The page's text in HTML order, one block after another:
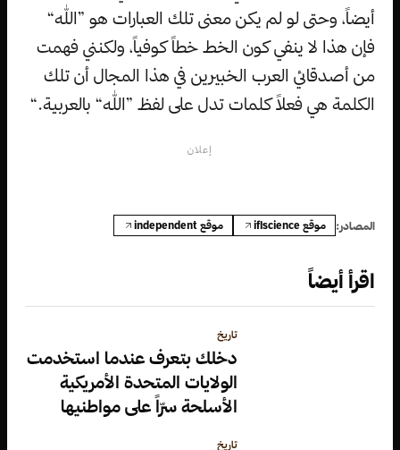
أيضاً، وحتى لو لم يكن معنى تلك العبارات هو ”الله“
فإن هذا لا ينفي كون الخط خطاً كوفياً، ولكنني فهمت
من أصدقائي العرب الخبيرين في هذا المجال أن تلك
الكلمة هي فعلاً كلمات تدل على لفظ ”الله“ بالعربية.“
إعلان
المصادر: موقع iflscience موقع independent
اقرأ أيضاً
تاريخ
دخلك بتعرف عندما استخدمت
الولايات المتحدة الأمريكية
الأسلحة سرّاً على مواطنيها
تاريخ